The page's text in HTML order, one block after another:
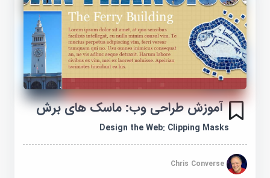
آموزش طراحی وب: ماسک های برش
Design the Web: Clipping Masks
Chris Converse